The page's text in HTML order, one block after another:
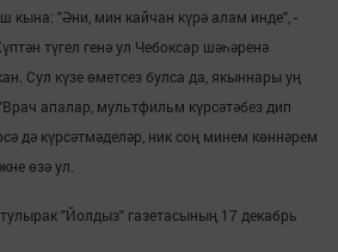
кына: "Әни, мин кайчан күрә алам инде", -
түгел генә ул Чебоксар шәһәренә
Сул күзе өметсез булса да, якыннары уң
апалар, мультфильм күрсәтәбез дип
дә күрсәтмәделәр, ник соң минем көннәрем
өзә ул.
"Йолдыз" газетасының 17 декабрь